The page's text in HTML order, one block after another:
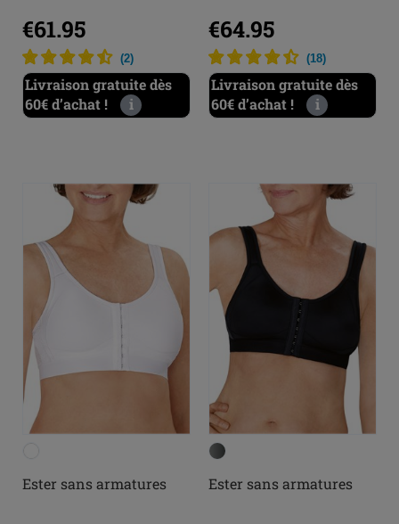
€61.95
(2)
Livraison gratuite dès
60€ d’achat !
i
€64.95
(18)
Livraison gratuite dès
60€ d’achat !
i
Ester sans armatures Ester sans armatures